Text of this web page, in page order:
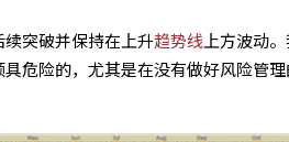
突破并保持在上升趋势线上方波动
危险的，尤其是在没有做好风险管